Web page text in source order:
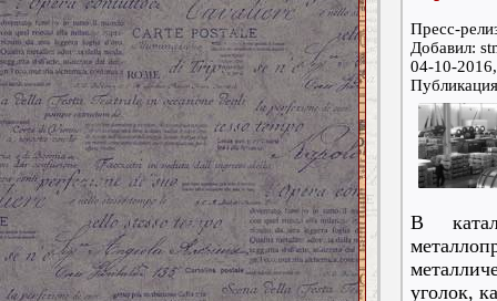
Пресс-
Добавил:
04-10-
В
уголок,